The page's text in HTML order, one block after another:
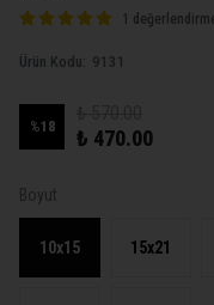
1
Ürün Kodu: 9131
%18 ₺ 470.00
Boyut
10x15 15x21